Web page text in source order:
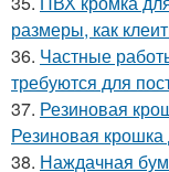
размеры, как
36. Частные
требуются для
37. Резиновая
Резиновая
38. Наждачная